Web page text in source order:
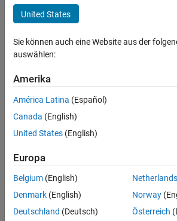
Information Technology
Commercial Sales
Customer Support
Education Sales
Inside Sales
Sales Operations
Business Model Team
Büro- und Verwaltungsdienste
+7
Derzeit
es
keine
offenen
Stellen,
Ihren
Suchkriterien
entsprechen.
können
United States
Sie können auch eine Website aus der
auswählen:
Amerika
América Latina (Español)
Canada (English)
United States (English)
Europa
Belgium (English)
Denmark (English)
Deutschland (Deutsch)
Netherlands
Norway
Österreich